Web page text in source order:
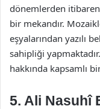
dönemlerden
bir mekandır.
eşyalarından yazılı
sahipliği
hakkında kapsamlı
5. Ali Nasuhî